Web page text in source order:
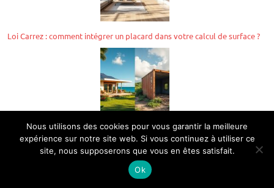
Loi Carrez : comment intégrer un placard dans votre calcul de surface ?
Avantages et inconvénients des maisons container en Guadeloupe
Nous utilisons des cookies pour vous garantir la meilleure
expérience sur notre site web. Si vous continuez à utiliser ce
site, nous supposerons que vous en êtes satisfait.
Ok